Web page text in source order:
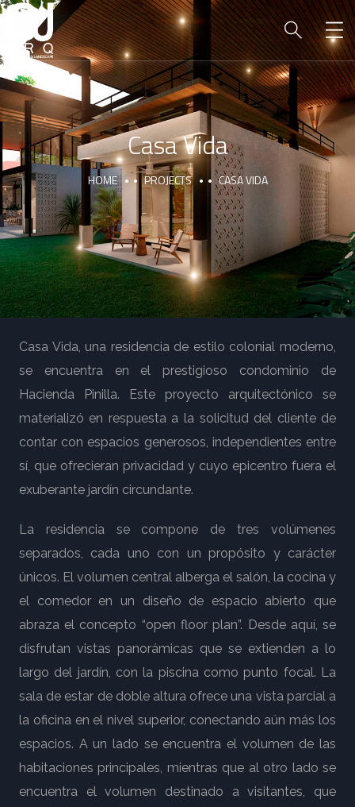
Casa Vida
HOME PROJECTS CASA VIDA
Casa Vida, una residencia de estilo colonial moderno,
se encuentra en el prestigioso condominio de
Hacienda Pinilla. Este proyecto arquitectónico se
materializó en respuesta a la solicitud del cliente de
contar con espacios generosos, independientes entre
sí, que ofrecieran privacidad y cuyo epicentro fuera el
exuberante jardín circundante.
La residencia se compone de tres volúmenes
separados, cada uno con un propósito y carácter
únicos. El volumen central alberga el salón, la cocina y
el comedor en un diseño de espacio abierto que
abraza el concepto “open floor plan”. Desde aquí, se
disfrutan vistas panorámicas que se extienden a lo
largo del jardín, con la piscina como punto focal. La
sala de estar de doble altura ofrece una vista parcial a
la oficina en el nivel superior, conectando aún más los
espacios. A un lado se encuentra el volumen de las
habitaciones principales, mientras que al otro lado se
encuentra el volumen destinado a visitantes, que